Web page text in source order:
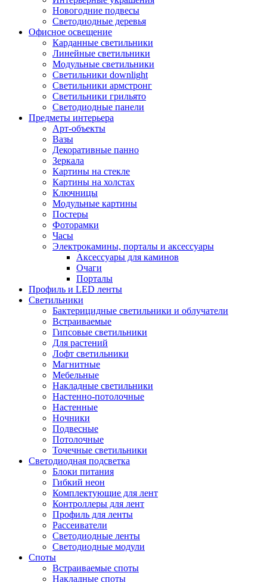
Новогодние подвесы
Светодиодные деревья
Офисное освещение
Карданные светильники
Линейные светильники
Модульные светильники
Светильники downlight
Светильники армстронг
Светильники грильято
Светодиодные панели
Предметы интерьера
Арт-объекты
Вазы
Декоративные панно
Зеркала
Картины на стекле
Картины на холстах
Ключницы
Модульные картины
Постеры
Фоторамки
Часы
Электрокамины, порталы и аксессуары
Аксессуары для каминов
Очаги
Порталы
Профиль и LED ленты
Светильники
Бактерицидные светильники и облучатели
Встраиваемые
Гипсовые светильники
Для растений
Лофт светильники
Магнитные
Мебельные
Накладные светильники
Настенно-потолочные
Настенные
Ночники
Подвесные
Потолочные
Точечные светильники
Светодиодная подсветка
Блоки питания
Гибкий неон
Комплектующие для лент
Контроллеры для лент
Профиль для ленты
Рассеиватели
Светодиодные ленты
Светодиодные модули
Споты
Встраиваемые споты
Накладные споты